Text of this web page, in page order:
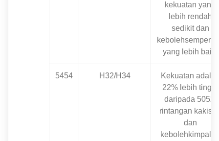
kekuatan yang
lebih rendah
sedikit dan
yang lebih baik.
5454 H32/H34
Kekuatan
22% lebih tinggi
daripada 5052,
rintangan
dan